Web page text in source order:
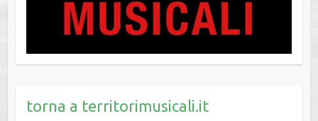
torna a territorimusicali.it